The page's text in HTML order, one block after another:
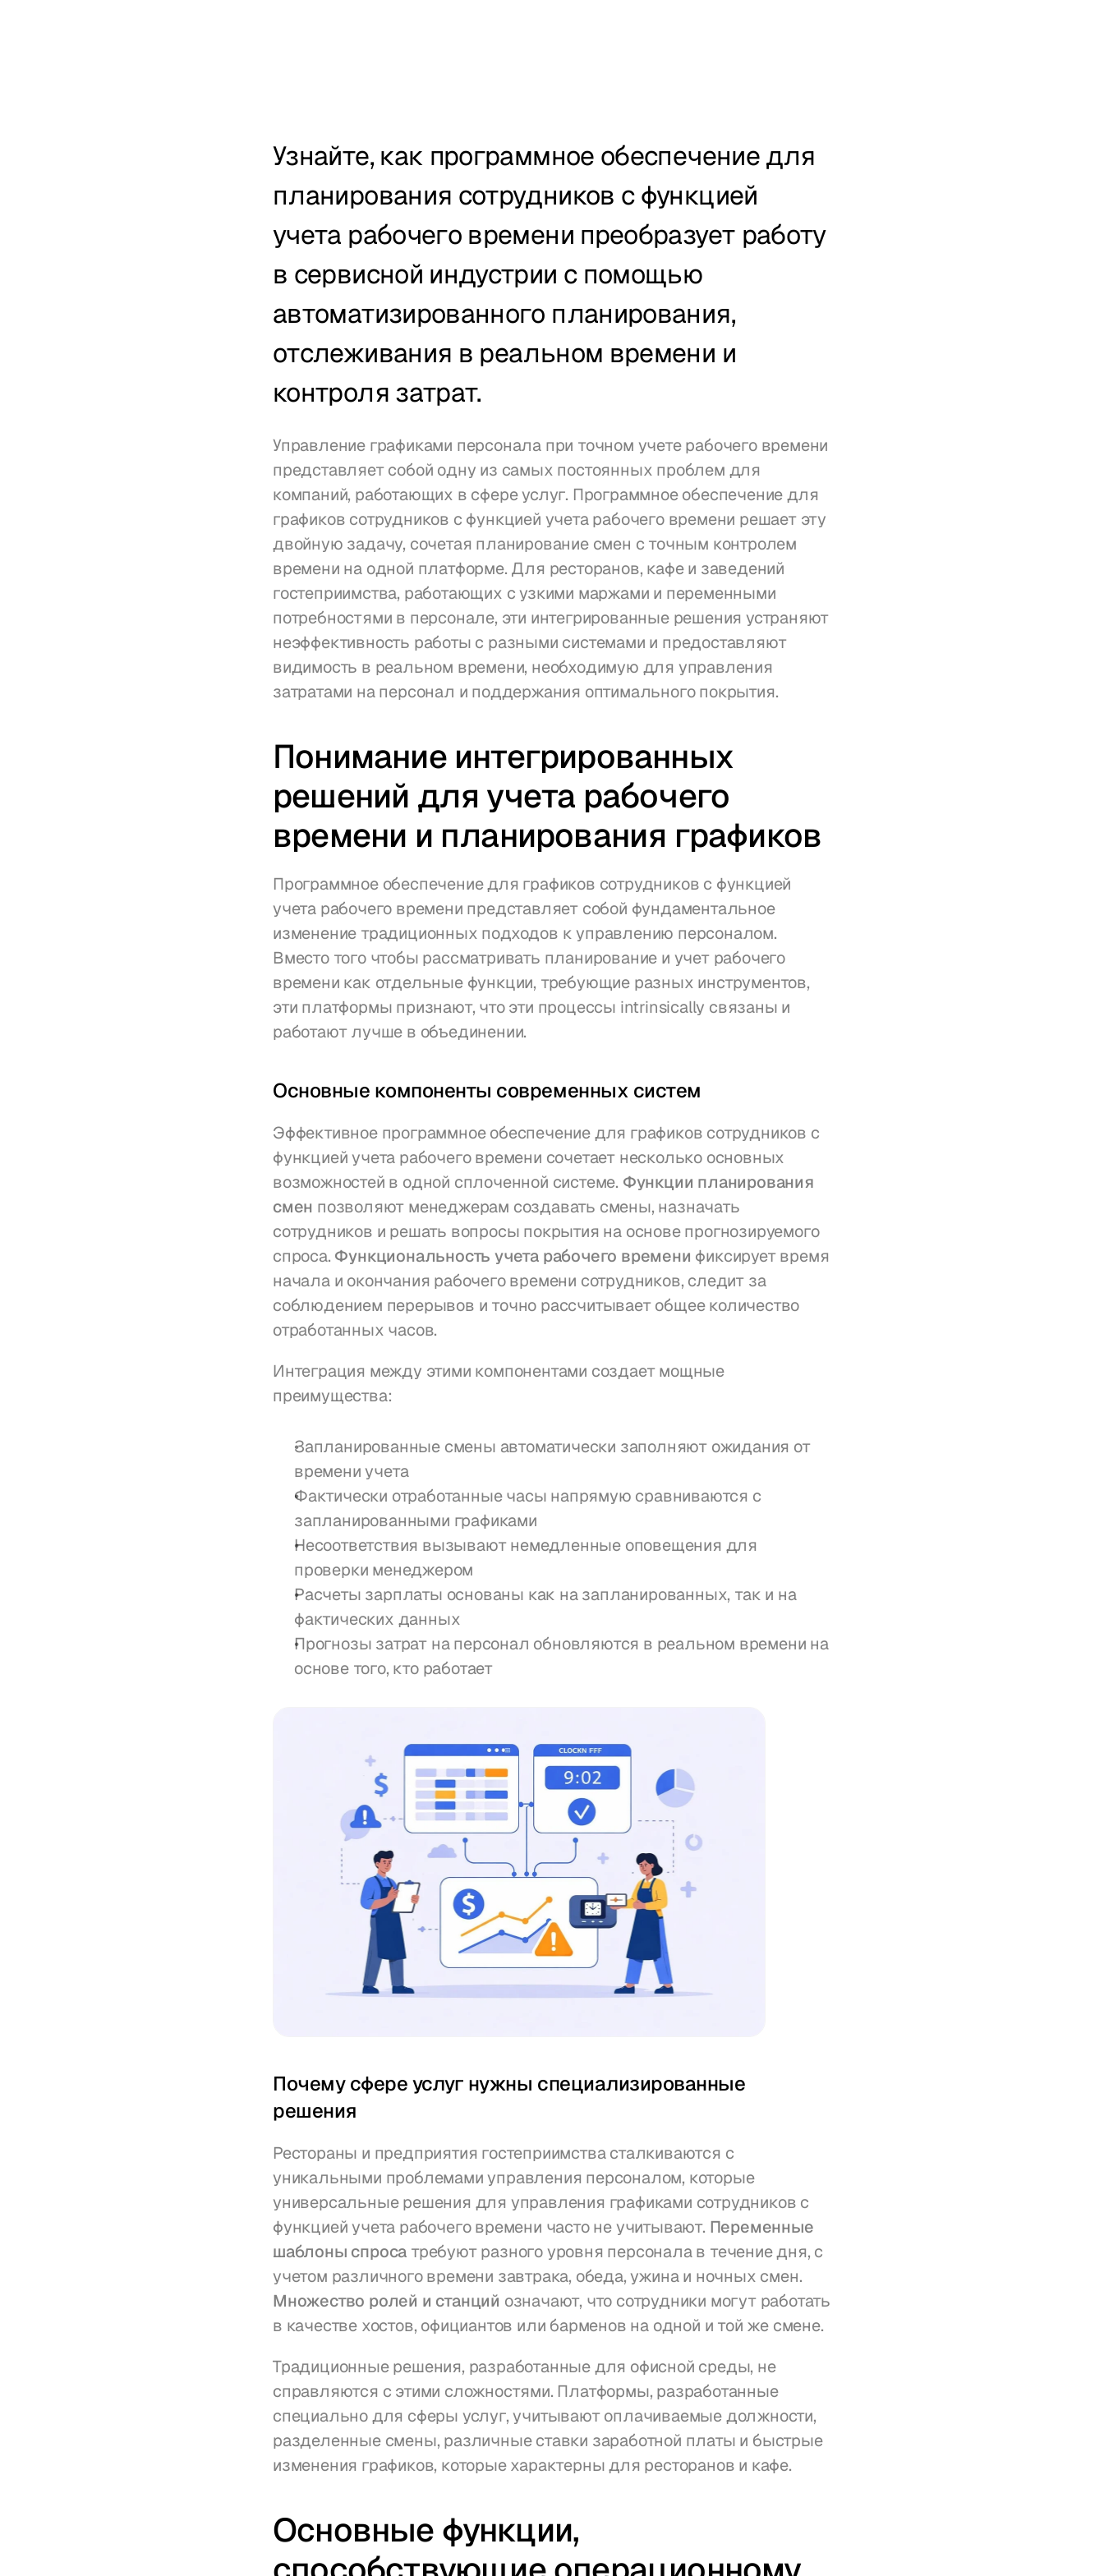
Узнайте, как программное обеспечение для
планирования сотрудников с функцией
учета рабочего времени преобразует работу
в сервисной индустрии с помощью
автоматизированного планирования,
отслеживания в реальном времени и
контроля затрат.
Управление графиками персонала при точном учете рабочего времени
представляет собой одну из самых постоянных проблем для
компаний, работающих в сфере услуг. Программное обеспечение для
графиков сотрудников с функцией учета рабочего времени решает эту
двойную задачу, сочетая планирование смен с точным контролем
времени на одной платформе. Для ресторанов, кафе и заведений
гостеприимства, работающих с узкими маржами и переменными
потребностями в персонале, эти интегрированные решения устраняют
неэффективность работы с разными системами и предоставляют
видимость в реальном времени, необходимую для управления
затратами на персонал и поддержания оптимального покрытия.
Понимание интегрированных
решений для учета рабочего
времени и планирования графиков
Программное обеспечение для графиков сотрудников с функцией
учета рабочего времени представляет собой фундаментальное
изменение традиционных подходов к управлению персоналом.
Вместо того чтобы рассматривать планирование и учет рабочего
времени как отдельные функции, требующие разных инструментов,
эти платформы признают, что эти процессы intrinsically связаны и
работают лучше в объединении.
Основные компоненты современных систем
Эффективное программное обеспечение для графиков сотрудников с
функцией учета рабочего времени сочетает несколько основных
возможностей в одной сплоченной системе. Функции планирования
смен позволяют менеджерам создавать смены, назначать
сотрудников и решать вопросы покрытия на основе прогнозируемого
спроса. Функциональность учета рабочего времени фиксирует время
начала и окончания рабочего времени сотрудников, следит за
соблюдением перерывов и точно рассчитывает общее количество
отработанных часов.
Интеграция между этими компонентами создает мощные
преимущества:
Запланированные смены автоматически заполняют ожидания от
времени учета
Фактически отработанные часы напрямую сравниваются с
запланированными графиками
Несоответствия вызывают немедленные оповещения для
проверки менеджером
Расчеты зарплаты основаны как на запланированных, так и на
фактических данных
Прогнозы затрат на персонал обновляются в реальном времени на
основе того, кто работает
Почему сфере услуг нужны специализированные
решения
Рестораны и предприятия гостеприимства сталкиваются с
уникальными проблемами управления персоналом, которые
универсальные решения для управления графиками сотрудников с
функцией учета рабочего времени часто не учитывают. Переменные
шаблоны спроса требуют разного уровня персонала в течение дня, с
Множество ролей и станций означают, что сотрудники могут работать
в качестве хостов, официантов или барменов на одной и той же смене.
Традиционные решения, разработанные для офисной среды, не
справляются с этими сложностями. Платформы, разработанные
специально для сферы услуг, учитывают оплачиваемые должности,
разделенные смены, различные ставки заработной платы и быстрые
изменения графиков, которые характерны для ресторанов и кафе.
Основные функции,